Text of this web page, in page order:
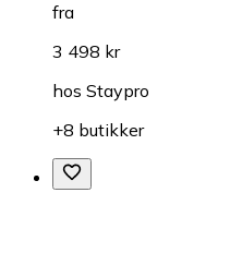
fra
3 498 kr
hos Staypro
+8 butikker